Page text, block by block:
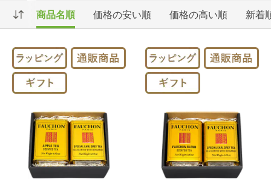
商品名順 価格の安い順 価格の高い順 新着